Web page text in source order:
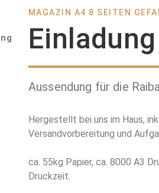
MAGAZIN A4 8 SEITEN
Aussendung für die
Hergestellt bei uns im Haus,
Versandvorbereitung und
ca. 55kg Papier, ca. 8000 A3
Druckzeit.